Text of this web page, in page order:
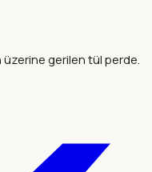
gerilen tül perde.